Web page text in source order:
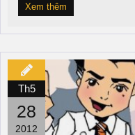
Xem thêm
Th5
28
2012